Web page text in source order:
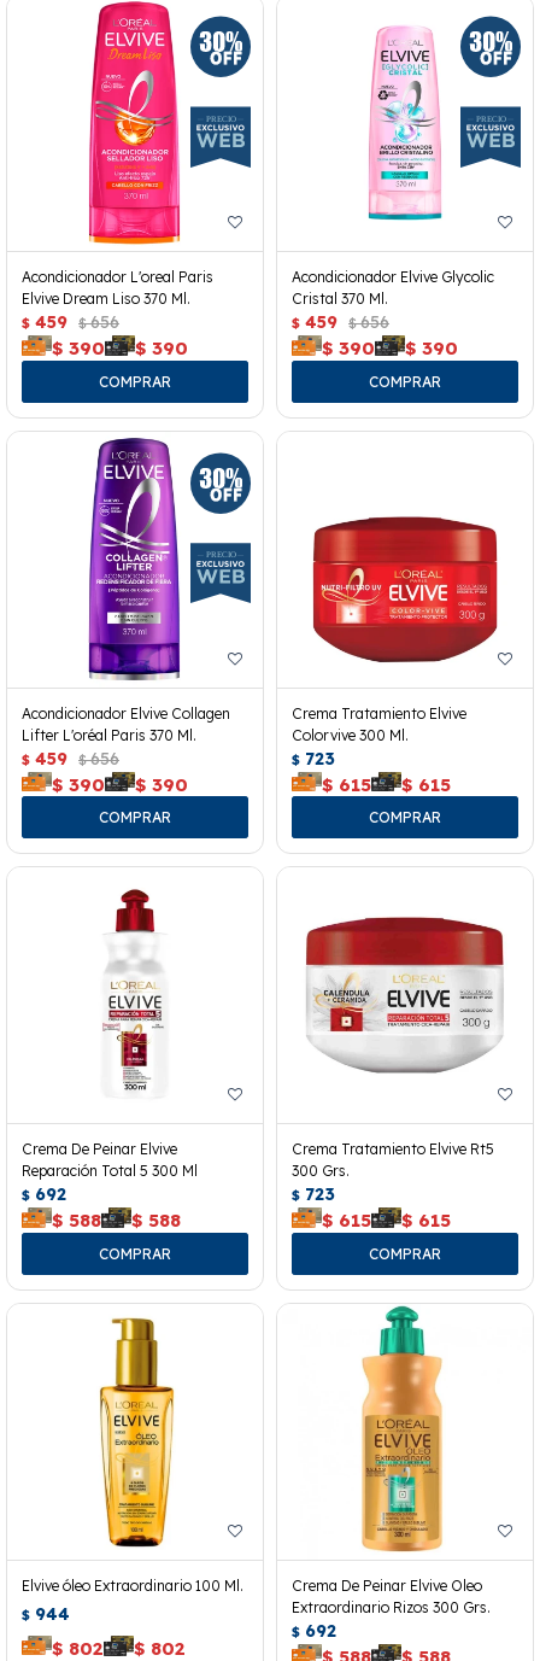
Acondicionador L'oreal Paris
Elvive Dream Liso 370 Ml.
$ 459 $ 656
$ 390 $ 390
Acondicionador Elvive Glycolic
Cristal 370 Ml.
$ 459 $ 656
$ 390 $ 390
Acondicionador Elvive Collagen
Lifter L'oréal Paris 370 Ml.
$ 459 $ 656
$ 390 $ 390
Crema Tratamiento Elvive
Colorvive 300 Ml.
$ 723
$ 615 $ 615
Crema De Peinar Elvive
Reparación Total 5 300 Ml
$ 692
$ 588 $ 588
Crema Tratamiento Elvive Rt5
300 Grs.
$ 723
$ 615 $ 615
Elvive óleo Extraordinario 100 Ml.
$ 944
$ 802 $ 802
Crema De Peinar Elvive Oleo
Extraordinario Rizos 300 Grs.
$ 692
$ 588 $ 588